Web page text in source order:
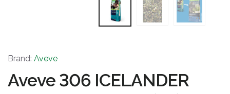
Brand: Aveve
Aveve 306 ICELANDER